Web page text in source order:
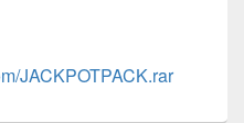
JACKPOTPACK.rar